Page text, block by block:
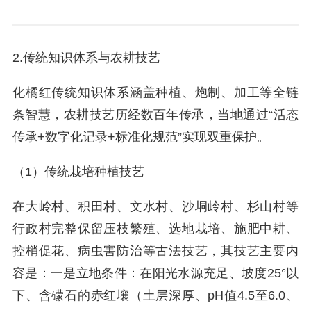
2.传统知识体系与农耕技艺
化橘红传统知识体系涵盖种植、炮制、加工等全链
条智慧，农耕技艺历经数百年传承，当地通过“活态
传承+数字化记录+标准化规范”实现双重保护。
（1）传统栽培种植技艺
在大岭村、积田村、文水村、沙垌岭村、杉山村等
行政村完整保留压枝繁殖、选地栽培、施肥中耕、
控梢促花、病虫害防治等古法技艺，其技艺主要内
容是：一是立地条件：在阳光水源充足、坡度25°以
下、含礞石的赤红壤（土层深厚、pH值4.5至6.0、